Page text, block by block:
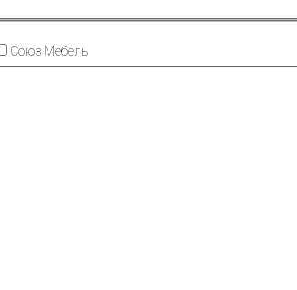
Союз Мебель